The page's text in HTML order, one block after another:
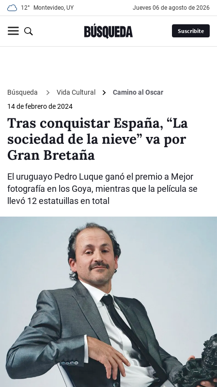
12° Montevideo, UY jueves 06 de agosto de 2026
Suscribite
Búsqueda Vida Cultural
Camino al Oscar
14 de febrero de 2024
Tras conquistar España, “La
sociedad de la nieve” va por
Gran Bretaña
El uruguayo Pedro Luque ganó el premio a Mejor
fotografía en los Goya, mientras que la película se
llevó 12 estatuillas en total